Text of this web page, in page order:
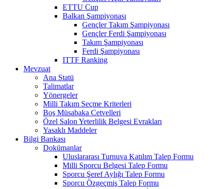
ETTU Cup
Balkan Şampiyonası
Gençler Takım Şampiyonası
Gençler Ferdi Şampiyonası
Takım Şampiyonası
Ferdi Şampiyonası
ITTF Ranking
Mevzuat
Ana Statü
Talimatlar
Yönergeler
Milli Takım Seçme Kriterleri
Boş Müsabaka Cetvelleri
Özel Salon Yeterlilik Belgesi Evrakları
Yasaklı Maddeler
Bilgi Bankası
Dokümanlar
Uluslararası Turnuva Katılım Talep Formu
Milli Sporcu Belgesi Talep Formu
Sporcu Şeref Aylığı Talep Formu
Sporcu Özgeçmiş Talep Formu